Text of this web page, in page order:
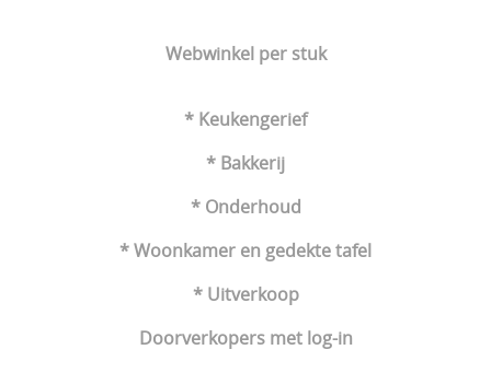
Webwinkel per stuk
* Keukengerief
* Bakkerij
* Onderhoud
* Woonkamer en gedekte tafel
* Uitverkoop
Doorverkopers met log-in